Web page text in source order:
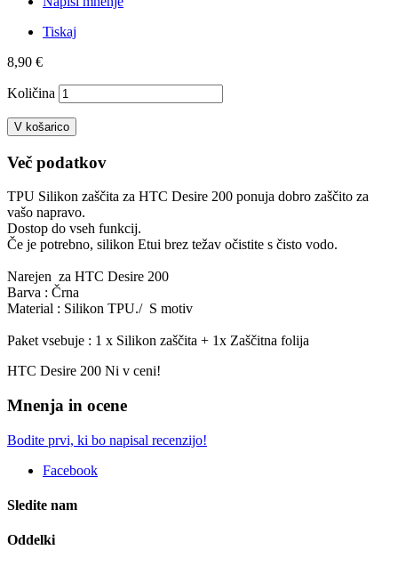
Tiskaj
8,90 €
Količina
V košarico
Več podatkov
TPU Silikon zaščita za HTC Desire 200 ponuja dobro zaščito za
vašo napravo.
Dostop do vseh funkcij.
Če je potrebno, silikon Etui brez težav očistite s čisto vodo.
Narejen za HTC Desire 200
Barva : Črna
Material : Silikon TPU./ S motiv
Paket vsebuje : 1 x Silikon zaščita + 1x Zaščitna folija
HTC Desire 200 Ni v ceni!
Mnenja in ocene
Bodite prvi, ki bo napisal recenzijo!
Facebook
Sledite nam
Oddelki